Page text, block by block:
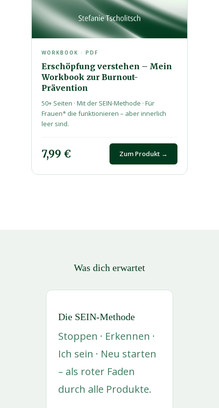
WORKBOOK · PDF
Erschöpfung verstehen – Mein
Workbook zur Burnout-
Prävention
50+ Seiten · Mit der SEIN-Methode · Für
Frauen* die funktionieren – aber innerlich
leer sind.
7,99 € Zum Produkt →
Was dich erwartet
Die SEIN-Methode
Stoppen · Erkennen ·
Ich sein · Neu starten
– als roter Faden
durch alle Produkte.